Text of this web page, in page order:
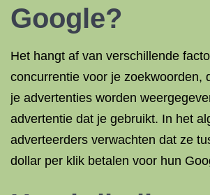
Google?
Het hangt af van verschillende
concurrentie voor je zoekwoorden,
je advertenties worden
advertentie dat je gebruikt. In het
adverteerders verwachten dat ze
dollar per klik betalen voor hun